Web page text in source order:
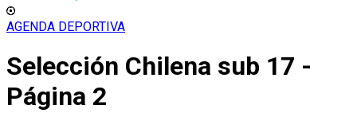
AGENDA DEPORTIVA
Selección Chilena sub 17 -
Página 2